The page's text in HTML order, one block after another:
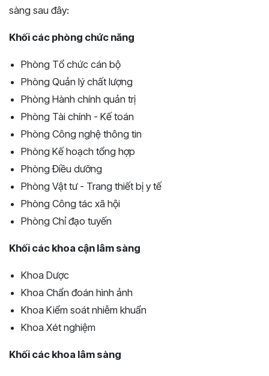
sàng sau đây:
Khối các phòng chức năng
Phòng Tổ chức cán bộ
Phòng Quản lý chất lượng
Phòng Hành chính quản trị
Phòng Tài chính - Kế toán
Phòng Công nghệ thông tin
Phòng Kế hoạch tổng hợp
Phòng Điều dưỡng
Phòng Vật tư - Trang thiết bị y tế
Phòng Công tác xã hội
Phòng Chỉ đạo tuyến
Khối các khoa cận lâm sàng
Khoa Dược
Khoa Chẩn đoán hình ảnh
Khoa Kiểm soát nhiễm khuẩn
Khoa Xét nghiệm
Khối các khoa lâm sàng